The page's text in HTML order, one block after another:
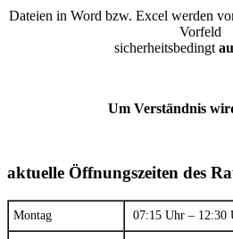
Dateien in Word bzw. Excel werden
Vorfeld
sicherheitsbedingt
Um Verständnis
aktuelle Öffnungszeiten des
Montag 07:15 Uhr – 12:30